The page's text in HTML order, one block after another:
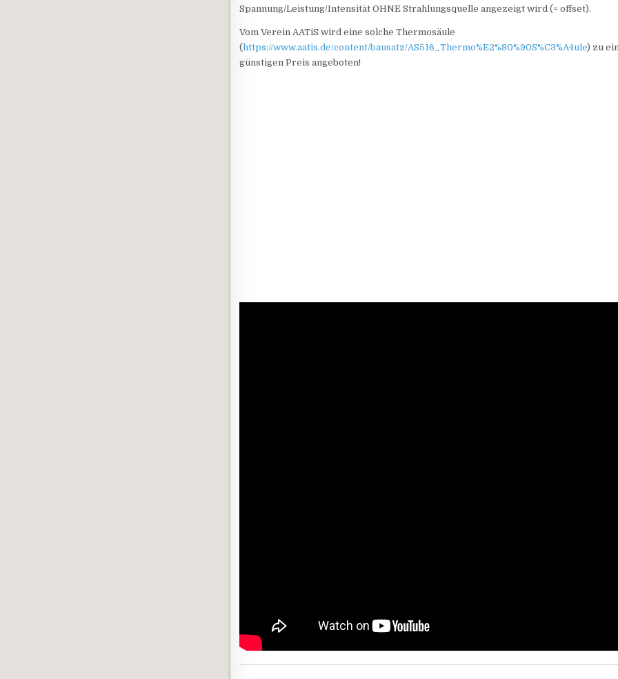
Spannung/Leistung/Intensität OHNE Strahlungsquelle angezeigt wird (= offset).
Vom Verein AATiS wird eine solche Thermosäule
(https://www.aatis.de/content/bausatz/AS516_Thermo%E2%80%90S%C3%A4ule) zu
günstigen Preis angeboten!